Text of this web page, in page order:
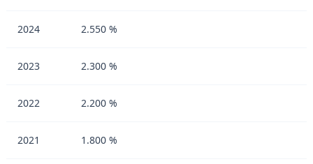
2024 2.550 %
2023 2.300 %
2022 2.200 %
2021 1.800 %